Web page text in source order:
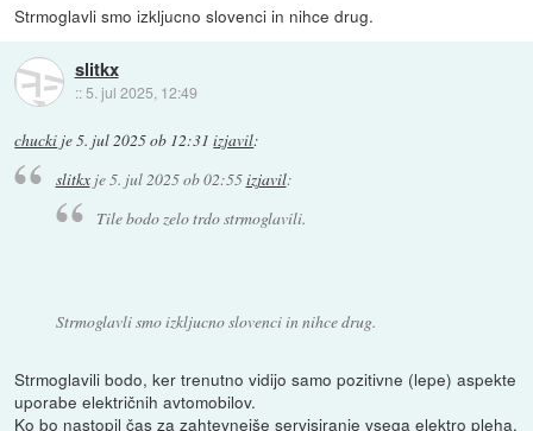
Strmoglavli smo izkljucno slovenci in nihce drug.
slitkx
:: 5. jul 2025, 12:49
chucki je5. jul 2025 ob 12:31 izjavil:
slitkxje5. jul 2025 ob 02:55izjavil:
Tile bodo zelo trdo strmoglavili.
Strmoglavli smo izkljucno slovenci in nihce drug.
Strmoglavili bodo, ker trenutno vidijo samo pozitivne (lepe) aspekte
uporabe električnih avtomobilov.
Ko bo nastopil čas za zahtevnejše servisiranje vsega elektro pleha,